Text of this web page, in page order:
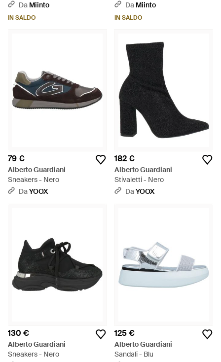
Da Miinto
IN SALDO
Da Miinto
IN SALDO
79 €
Alberto Guardiani
Sneakers - Nero
DaYOOX
182 €
Alberto Guardiani
Stivaletti - Nero
DaYOOX
130 €
Alberto Guardiani
Sneakers - Nero
125 €
Alberto Guardiani
Sandali - Blu